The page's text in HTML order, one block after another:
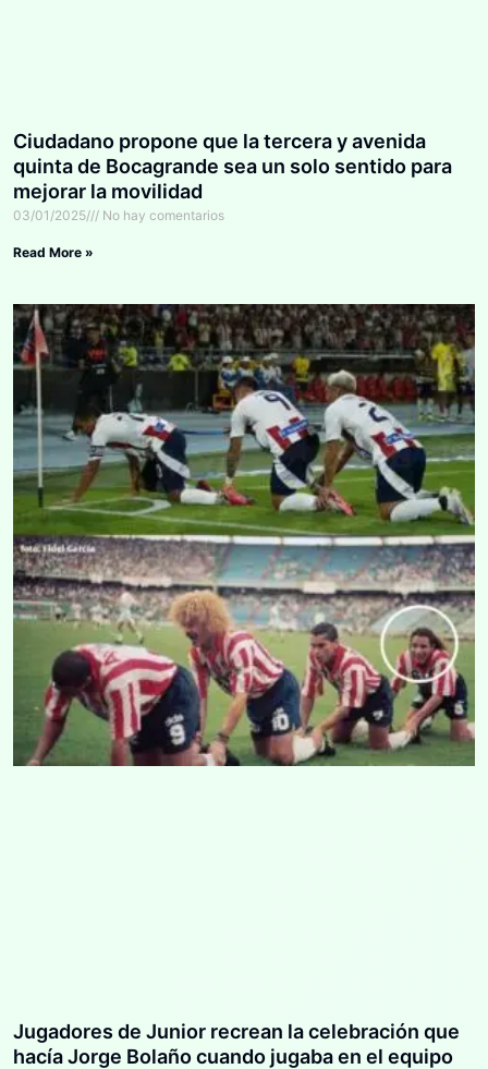
Ciudadano propone que la tercera y avenida
quinta de Bocagrande sea un solo sentido para
mejorar la movilidad
03/01/2025 No hay comentarios
Read More »
Jugadores de Junior recrean la celebración que
hacía Jorge Bolaño cuando jugaba en el equipo